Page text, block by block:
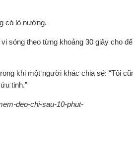
có lò nướng.
sóng theo từng khoảng 30 giây cho
khi một người khác chia sẻ: “Tôi
tinh.”
deo-chi-sau-10-phut-